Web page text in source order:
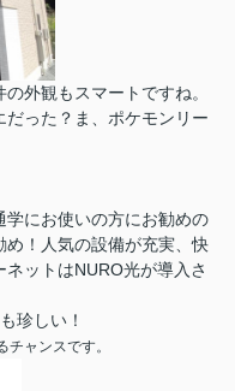
外観もスマートですね。
った？ま、ポケモンリー
学にお使いの方にお勧めの
め！人気の設備が充実、快
ットはNURO光が導入さ
珍しい！
ャンスです。